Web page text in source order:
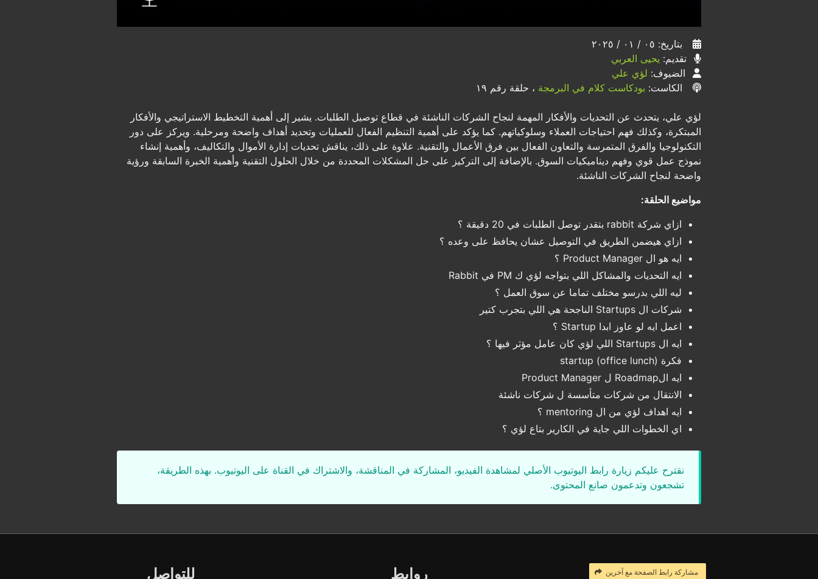
بتاريخ: ٠٥ / ٠١ / ٢٠٢٥
تقديم: يحيى العربي
الضيوف: لؤي علي
الكاست: بودكاست كلام في البرمجة ، حلقة رقم ١٩
لؤي علي، يتحدث عن التحديات والأفكار المهمة لنجاح الشركات الناشئة في قطاع توصيل الطلبات. يشير إلى أهمية التخطيط الاستراتيجي والأفكار
المبتكرة، وكذلك فهم احتياجات العملاء وسلوكياتهم. كما يؤكد على أهمية التنظيم الفعال للعمليات وتحديد أهداف واضحة ومرحلية. ويركز على دور
التكنولوجيا والفرق المتمرسة والتعاون الفعال بين فرق الأعمال والتقنية. علاوة على ذلك، يناقش تحديات إدارة الأموال والتكاليف، وأهمية إنشاء
نموذج عمل قوي وفهم ديناميكيات السوق. بالإضافة إلى التركيز على حل المشكلات المحددة من خلال الحلول التقنية وأهمية الخبرة السابقة ورؤية
واضحة لنجاح الشركات الناشئة.
مواضيع الحلقة:
ازاي شركة rabbit بتقدر توصل الطلبات في 20 دقيقة ؟
ازاي هيضمن الطريق في التوصيل عشان يحافظ على وعده ؟
ايه هو ال Product Manager ؟
ايه التحديات والمشاكل اللي بتواجه لؤي ك PM في Rabbit
ليه اللي بدرسو مختلف تماما عن سوق العمل ؟
شركات ال Startups الناجحة هي اللي بتجرب كتير
اعمل ايه لو عاوز ابدا Startup ؟
ايه ال Startups اللي لؤي كان عامل مؤثر فيها ؟
فكرة startup (office lunch)
ايه الRoadmap ل Product Manager
الانتقال من شركات متأسسة ل شركات ناشئة
ايه اهداف لؤي من ال mentoring ؟
اي الخطوات اللي جاية في الكارير بتاع لؤي ؟
نقترح عليكم زيارة رابط اليوتيوب الأصلي لمشاهدة الفيديو، المشاركة في المناقشة، والاشتراك في القناة على اليوتيوب. بهذه الطريقة،
تشجعون وتدعمون صانع المحتوى.
مشاركة رابط الصفحة مع آخرين روابط للتواصل